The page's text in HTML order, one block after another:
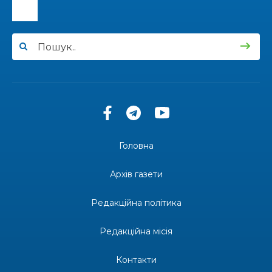
13:33
30 лип
«Дві музи» у Рівному: свято краси, мистецтва
Одна з найяскравіших постатей Бахмута –
професійним святом
Головна
Архів газети
Редакційна політика
Редакційна місія
Контакти